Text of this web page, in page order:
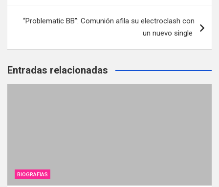
“Problematic BB”: Comunión afila su electroclash con
un nuevo single
Entradas relacionadas
BIOGRAFIAS